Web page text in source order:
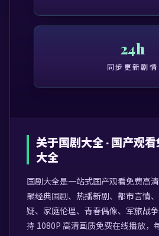
24h
同步更新剧情
关于国剧大全·国产观
大全
国剧大全是一站式国产观看免费高
聚经典国剧、热播新剧、都市言情
疑、家庭伦理、青春偶像、军旅战
持 1080P 高清画质免费在线播放，